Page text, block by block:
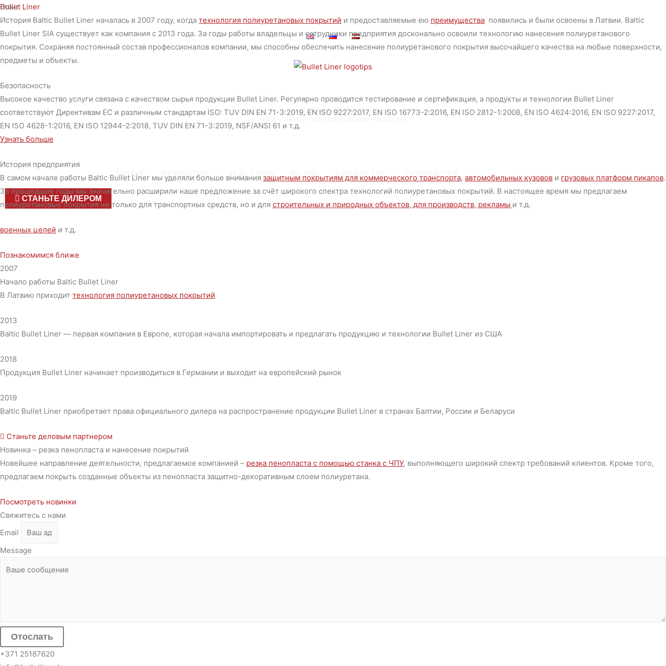
Перейти
к
содержимому
Bullet Liner
BULLET LINER ™
напыляемое полиуретановое покрытие
HOME SERVICES GALLERY BLOG ABOUT US CONTACTS
СТАНЬТЕ ДИЛЕРОМ
Опыт
История Baltic Bullet Liner началась в 2007 году, когда технология полиуретановых покрытий и предоставляемые ею преимущества появились и были освоены в Латвии. Baltic
Bullet Liner SIA существует как компания с 2013 года. За годы работы владельцы и сотрудники предприятия досконально освоили технологию нанесения полиуретанового
покрытия. Сохраняя постоянный состав профессионалов компании, мы способны обеспечить нанесение полиуретанового покрытия высочайшего качества на любые поверхности,
предметы и объекты.
Безопасность
Высокое качество услуги связана с качеством сырья продукции Bullet Liner. Регулярно проводится тестирование и сертификация, а продукты и технологии Bullet Liner
соответствуют Директивам ЕС и различным стандартам ISO: TUV DIN EN 71-3:2019, EN ISO 9227:2017, EN ISO 16773-2:2016, EN ISO 2812-1:2008, EN ISO 4624:2016, EN ISO 9227:2017,
EN ISO 4628-1:2016, EN ISO 12944-2:2018, TUV DIN EN 71-3:2019, NSF/ANSI 61 и т.д.
Узнать больше
История предприятия
В самом начале работы Baltic Bullet Liner мы уделяли больше внимания защитным покрытиям для коммерческого транспорта, автомобильных кузовов и грузовых платформ пикапов.
За прошедшие годы мы значительно расширили наше предложение за счёт широкого спектра технологий полиуретановых покрытий. В настоящее время мы предлагаем
полиуретановые покрытия не только для транспортных средств, но и для строительных и природных объектов, для производств, рекламы и т.д.
военных целей и т.д.
Познакомимся ближе
2007
Начало работы Baltic Bullet Liner
В Латвию приходит технология полиуретановых покрытий
2013
Baltic Bullet Liner — первая компания в Европе, которая начала импортировать и предлагать продукцию и технологии Bullet Liner из США
2018
Продукция Bullet Liner начинает производиться в Германии и выходит на европейский рынок
2019
Baltic Bullet Liner приобретает права официального дилера на распространение продукции Bullet Liner в странах Балтии, России и Беларуси
Станьте деловым партнером
Новинка – резка пенопласта и нанесение покрытий
Новейшее направление деятельности, предлагаемое компанией – резка пенопласта с помощью станка с ЧПУ, выполняющего широкий спектр требований клиентов. Кроме того,
предлагаем покрыть созданные объекты из пенопласта защитно-декоративным слоем полиуретана.
Посмотреть новинки
Свяжитесь с нами
Email
Message
Отослать
+371 25187620